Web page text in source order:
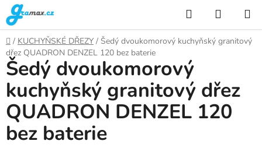
Přejít
na
obsah
Hledat
KOŠÍK
Domů
/ KUCHYŇSKÉ DŘEZY / Šedý dvoukomorový kuchyňský granitový
dřez QUADRON DENZEL 120 bez baterie
Šedý dvoukomorový
kuchyňský granitový dřez
QUADRON DENZEL 120
bez baterie